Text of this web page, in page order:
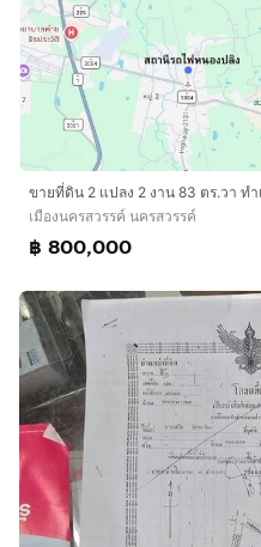
ขายที่ดิน 2 แปลง 2 งาน 83 ตร.วา ท
เมืองนครสวรรค์ นครสวรรค์
฿ 800,000